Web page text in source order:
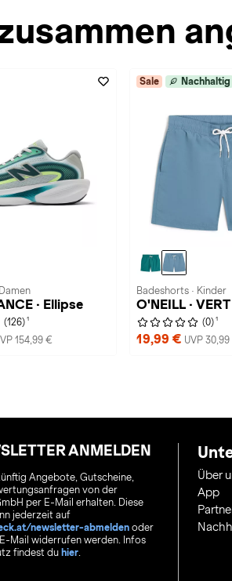
· Ellipse
(126) 1
154,99 €
Sale Nachhaltig
Badeshorts · Kinder
O'NEILL · VERT
(0) 1
19,99 € UVP
ANMELDEN
Angebote, Gutscheine,
von der
per E-Mail erhalten. Diese
jederzeit auf
newsletter-abmelden oder
Mail widerrufen werden. Infos
findest du hier
Über
App